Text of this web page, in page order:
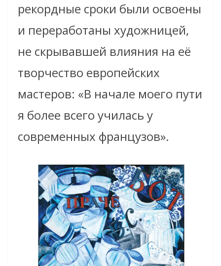
рекордные сроки были освоены
и переработаны художницей,
не скрывавшей влияния на её
творчество европейских
мастеров: «В начале моего пути
я более всего училась у
современных французов».